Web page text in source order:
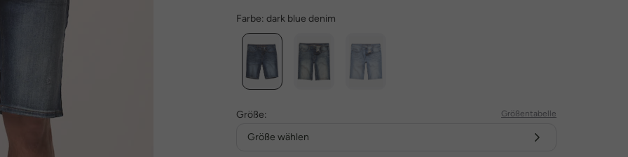
Farbe: dark blue denim
Größe: Größentabelle
Größe wählen